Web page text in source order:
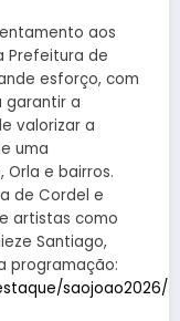
aos
Prefeitura de
esforço, com
garantir a
valorizar a
uma
e bairros.
de Cordel e
artistas como
Santiago,
programação:
saojoao2026/